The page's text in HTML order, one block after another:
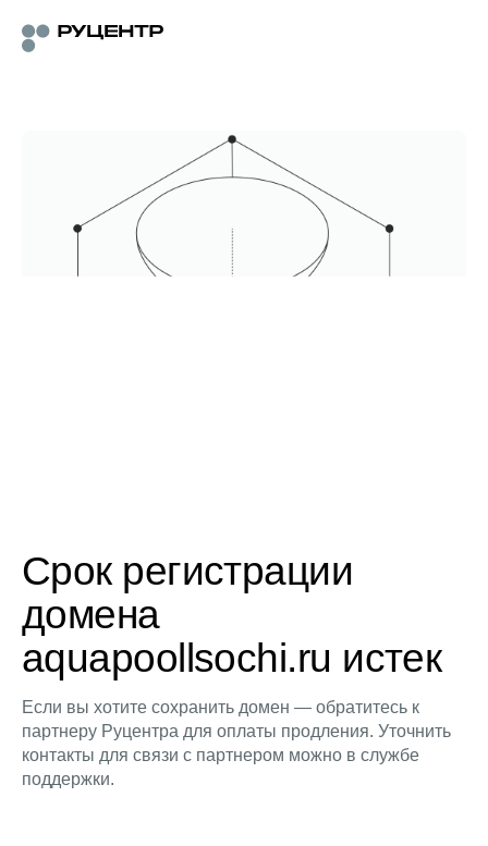
Срок регистрации
домена
aquapoollsochi.ru истек
Если вы хотите сохранить домен — обратитесь к
партнеру Руцентра для оплаты продления. Уточнить
контакты для связи с партнером можно в службе
поддержки.